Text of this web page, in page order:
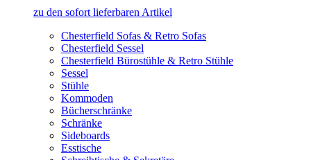
zu den sofort lieferbaren Artikel
Chesterfield Sofas & Retro Sofas
Chesterfield Sessel
Chesterfield Bürostühle & Retro Stühle
Sessel
Stühle
Kommoden
Bücherschränke
Schränke
Sideboards
Esstische